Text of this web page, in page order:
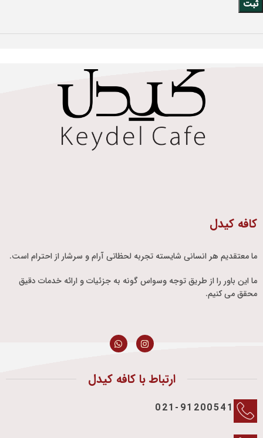
کافه کیدل
ما معتقدیم هر انسانی شایسته تجربه لحظاتی آرام و سرشار از احترام است.
ما این باور را از طریق توجه وسواس گونه به جزئیات و ارائه خدمات دقیق
محقق می کنیم.
ارتباط با کافه کیدل
021-91200541